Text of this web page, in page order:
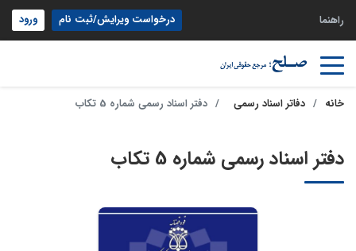
راهنما درخواست ویرایش/ثبت نام ورود
خانه دفاتر اسناد رسمی دفتر اسناد رسمی شماره 5 تکاب
دفتر اسناد رسمی شماره 5 تکاب